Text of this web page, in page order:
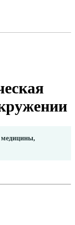
медицины,